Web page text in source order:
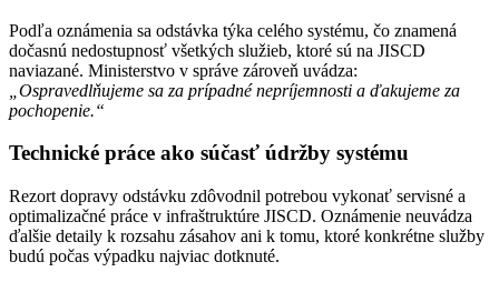
Podľa oznámenia sa odstávka týka celého systému, čo znamená
dočasnú nedostupnosť všetkých služieb, ktoré sú na JISCD
naviazané. Ministerstvo v správe zároveň uvádza:
„Ospravedlňujeme sa za prípadné nepríjemnosti a ďakujeme za
pochopenie.“
Technické práce ako súčasť údržby systému
Rezort dopravy odstávku zdôvodnil potrebou vykonať servisné a
optimalizačné práce v infraštruktúre JISCD. Oznámenie neuvádza
ďalšie detaily k rozsahu zásahov ani k tomu, ktoré konkrétne služby
budú počas výpadku najviac dotknuté.